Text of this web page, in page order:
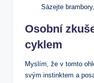
Sázejte
Osobní
cyklem
Myslím, že v tomto
svým instinktem a